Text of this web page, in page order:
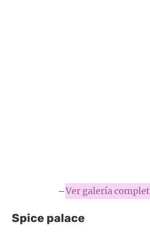
–Ver galería
Spice palace